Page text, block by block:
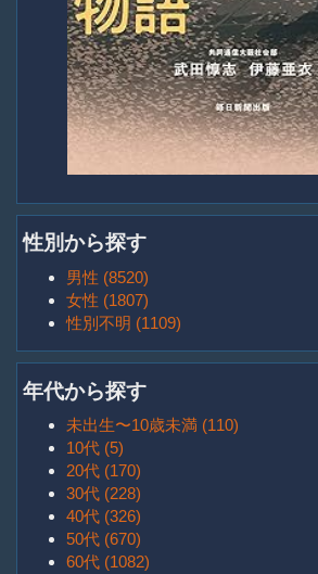
性別から探す
男性 (8520)
女性 (1807)
性別不明 (1109)
年代から探す
未出生〜10歳未満 (110)
10代 (5)
20代 (170)
30代 (228)
40代 (326)
50代 (670)
60代 (1082)